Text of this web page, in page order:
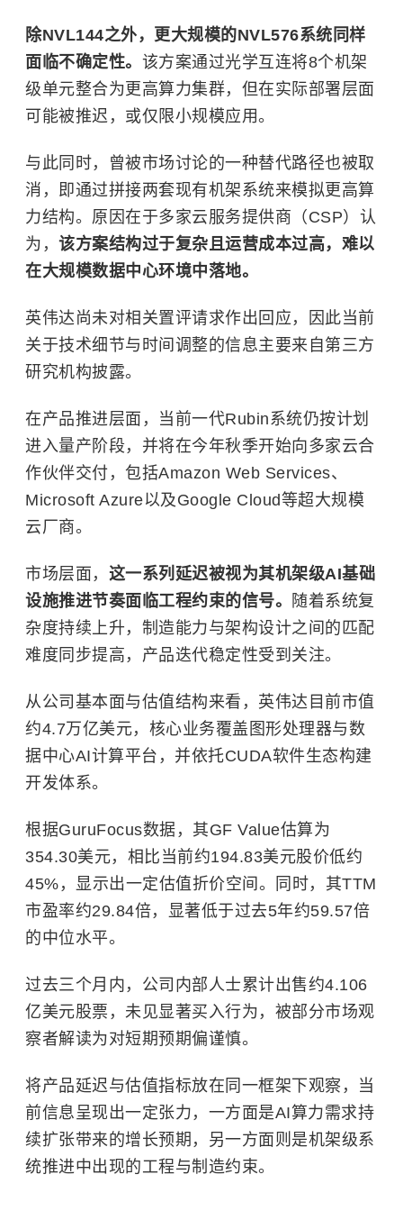
除NVL144之外，更大规模的NVL576系统同样
面临不确定性。 该方案通过光学互连将8个机架
级单元整合为更高算力集群，但在实际部署层面
可能被推迟，或仅限小规模应用。
与此同时，曾被市场讨论的一种替代路径也被取
消，即通过拼接两套现有机架系统来模拟更高算
力结构。原因在于多家云服务提供商（CSP）认
为， 该方案结构过于复杂且运营成本过高，难以
在大规模数据中心环境中落地。
英伟达尚未对相关置评请求作出回应，因此当前
关于技术细节与时间调整的信息主要来自第三方
研究机构披露。
在产品推进层面，当前一代Rubin系统仍按计划
进入量产阶段，并将在今年秋季开始向多家云合
作伙伴交付，包括Amazon Web Services、
Microsoft Azure以及Google Cloud等超大规模
云厂商。
市场层面， 这一系列延迟被视为其机架级AI基础
设施推进节奏面临工程约束的信号。
随着系统复
杂度持续上升，制造能力与架构设计之间的匹配
难度同步提高，产品迭代稳定性受到关注。
从公司基本面与估值结构来看，英伟达目前市值
约4.7万亿美元，核心业务覆盖图形处理器与数
据中心AI计算平台，并依托CUDA软件生态构建
开发体系。
根据GuruFocus数据，其GF Value估算为
354.30美元，相比当前约194.83美元股价低约
45%，显示出一定估值折价空间。同时，其TTM
市盈率约29.84倍，显著低于过去5年约59.57倍
的中位水平。
过去三个月内，公司内部人士累计出售约4.106
亿美元股票，未见显著买入行为，被部分市场观
察者解读为对短期预期偏谨慎。
将产品延迟与估值指标放在同一框架下观察，当
前信息呈现出一定张力，一方面是AI算力需求持
续扩张带来的增长预期，另一方面则是机架级系
统推进中出现的工程与制造约束。